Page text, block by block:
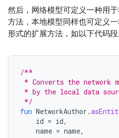
然后，网络模型可定义一种用
方法，本地模型同样也可定义
形式的扩展方法，如以下代码段
/**
* Converts the
* by the local data
*/
fun NetworkAuthor .
id = id,
name = name,